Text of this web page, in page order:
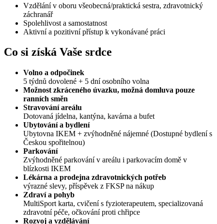
Vzdělání v oboru všeobecná/praktická sestra, zdravotnický
záchranář
Spolehlivost a samostatnost
Aktivní a pozitivní přístup k vykonávané práci
Co si získá Vaše srdce
Volno a odpočinek
5 týdnů dovolené + 5 dní osobního volna
Možnost zkráceného úvazku, možná domluva pouze
ranních směn
Stravováníareálu
Dotovaná jídelna, kantýna, kavárna a bufet
Ubytování a bydlení
Ubytovna IKEM + zvýhodněné nájemné (Dostupné bydlení s
Českou spořitelnou)
Parkování
Zvýhodněné parkování v areálu i parkovacím domě v
blízkosti IKEM
Lékárna a prodejna zdravotnických potřeb
výrazné slevy, příspěvek z FKSP na nákup
Zdraví a pohyb
MultiSport karta, cvičení s fyzioterapeutem, specializovaná
zdravotní péče, očkování proti chřipce
Rozvoj a vzdělávání